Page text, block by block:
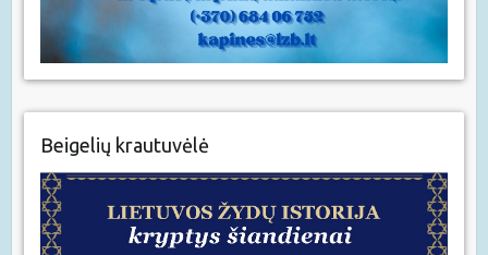
Beigelių krautuvėlė